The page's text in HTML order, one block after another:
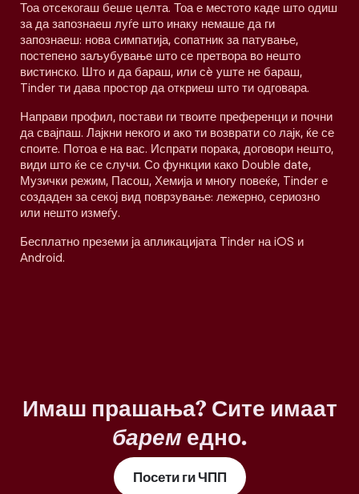
Тоа отсекогаш беше целта. Тоа е местото каде што одиш
за да запознаеш луѓе што инаку немаше да ги
запознаеш: нова симпатија, сопатник за патување,
постепено заљубување што се претвора во нешто
вистинско. Што и да бараш, или сè уште не бараш,
Tinder ти дава простор да откриеш што ти одговара.
Направи профил, постави ги твоите преференци и почни
да свајпаш. Лајкни некого и ако ти возврати со лајк, ќе се
споите. Потоа е на вас. Испрати порака, договори нешто,
види што ќе се случи. Со функции како Double date,
Музички режим, Пасош, Хемија и многу повеќе, Tinder е
создаден за секој вид поврзување: лежерно, сериозно
или нешто измеѓу.
Бесплатно преземи ја апликацијата Tinder на iOS и
Android.
Имаш прашања? Сите имаат
барем едно.
Посети ги ЧПП